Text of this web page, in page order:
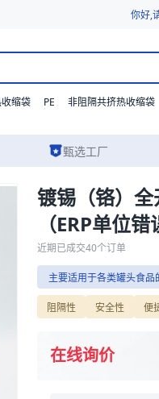
你好,
缩袋 PE 非阻隔共挤热收缩袋
甄选工厂
数、实物图片及报价参考
镀锡（铬）
（ERP单位错
近期已成交40个订单
主要适用于各类罐头食品
阻隔性 安全性 便
在线询价